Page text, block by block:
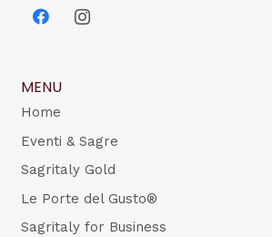
MENU
Home
Eventi & Sagre
Sagritaly Gold
Le Porte del Gusto®
Sagritaly for Business